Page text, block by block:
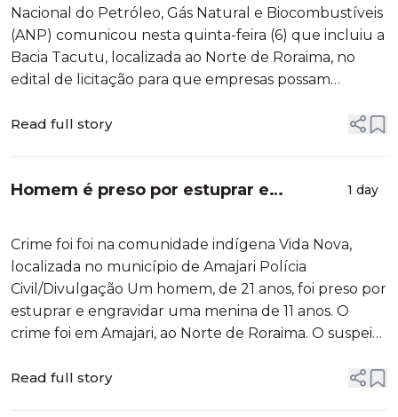
Nacional do Petróleo, Gás Natural e Biocombustíveis
(ANP) comunicou nesta quinta-feira (6) que incluiu a
Bacia Tacutu, localizada ao Norte de Roraima, no
edital de licitação para que empresas possam
identificar reservas de petróleo ou gás que possam
Read full story
Homem é preso por estuprar e
Pacaraima, em Roraima
1 day
Crime foi foi na comunidade indígena Vida Nova,
localizada no município de Amajari Polícia
Civil/Divulgação Um homem, de 21 anos, foi preso por
estuprar e engravidar uma menina de 11 anos. O
crime foi em Amajari, ao Norte de Roraima. O suspeito
no Sul do estado. O suspeito responde pelo crime de
Read full story